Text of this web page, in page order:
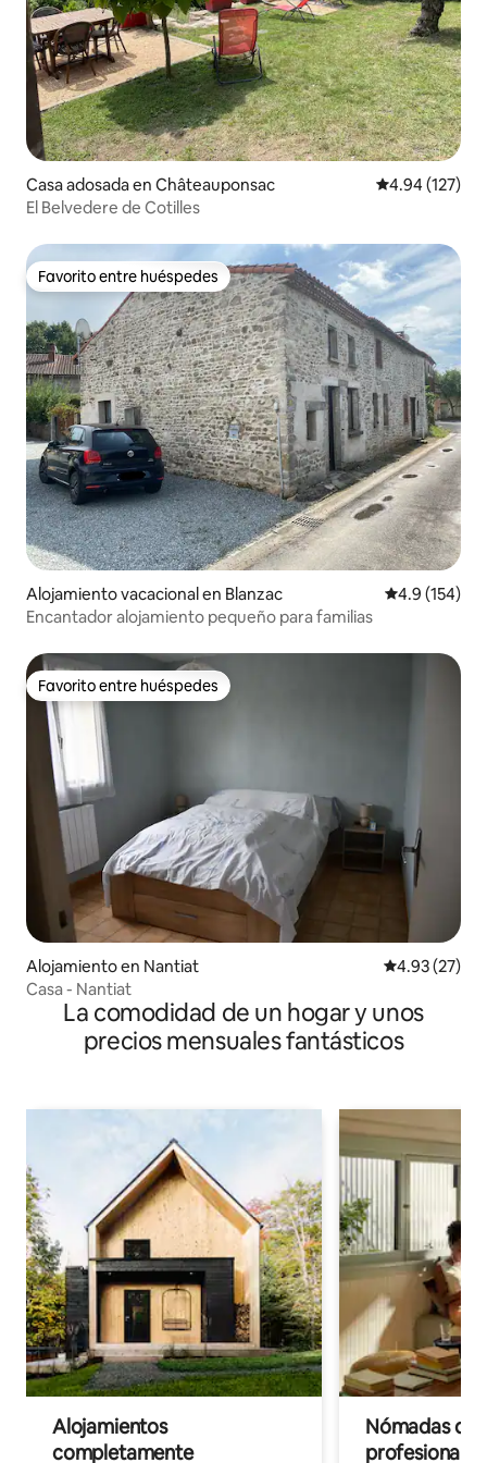
Casa adosada en Châteauponsac Calificación
4.94 (127)
El Belvedere de Cotilles
Favorito entre huéspedes
Favorito entre huéspedes
Alojamiento vacacional en Blanzac Calificación
4.9 (154)
Encantador alojamiento pequeño para familias
Favorito entre huéspedes
Favorito entre huéspedes
Alojamiento en Nantiat Calificación
4.93 (27)
Casa - Nantiat
La comodidad de un hogar y unos
precios mensuales fantásticos
Alojamientos
completamente
Nómadas